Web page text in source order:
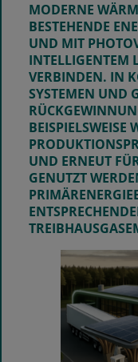
MODERNE
BESTEHENDE
UND MIT
INTELLIGENTEM
VERBINDEN. IN
SYSTEMEN UND
BEISPIELSWEISE
UND ERNEUT
GENUTZT